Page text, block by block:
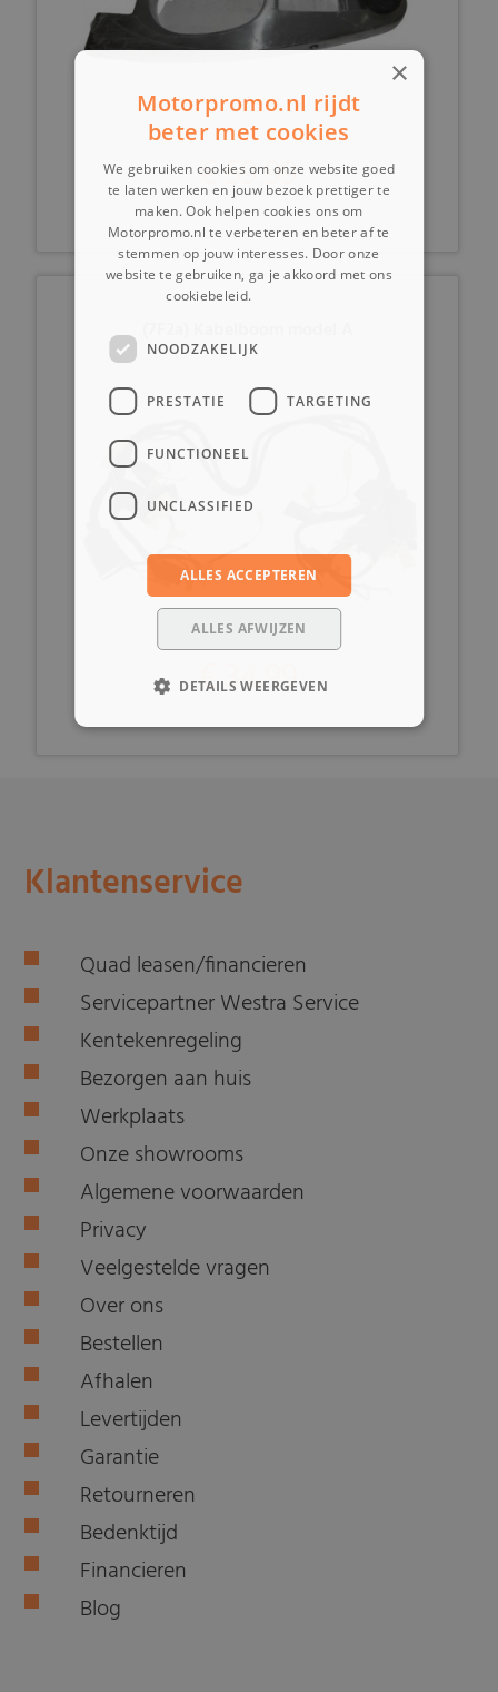
€ 59,99
€ 34,99
Klantenservice
Quad leasen/financieren
Servicepartner Westra Service
Kentekenregeling
Bezorgen aan huis
Werkplaats
Onze showrooms
Algemene voorwaarden
Privacy
Veelgestelde vragen
Over ons
Bestellen
Afhalen
Levertijden
Garantie
Retourneren
Bedenktijd
Financieren
Blog
×
Motorpromo.nl rijdt
beter met cookies
We gebruiken cookies om onze website goed
te laten werken en jouw bezoek prettiger te
maken. Ook helpen cookies ons om
Motorpromo.nl te verbeteren en beter af te
stemmen op jouw interesses. Door onze
website te gebruiken, ga je akkoord met ons
cookiebeleid.
NOODZAKELIJK
PRESTATIE TARGETING
FUNCTIONEEL
UNCLASSIFIED
ALLES ACCEPTEREN
ALLES AFWIJZEN
DETAILS WEERGEVEN